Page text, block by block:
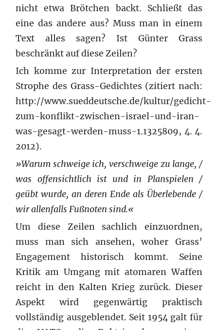
nicht etwa Brötchen backt. Schließt das
eine das andere aus? Muss man in einem
Text alles sagen? Ist Günter Grass
beschränkt auf diese Zeilen?
Ich komme zur Interpretation der ersten
Strophe des Grass-Gedichtes (zitiert nach:
http://www.sueddeutsche.de/kultur/gedicht-
zum-konflikt-zwischen-israel-und-iran-
was-gesagt-werden-muss-1.1325809, 4. 4.
2012).
»Warum schweige ich, verschweige zu lange, /
was offensichtlich ist und in Planspielen /
geübt wurde, an deren Ende als Überlebende /
wir allenfalls Fußnoten sind.«
Um diese Zeilen sachlich einzuordnen,
muss man sich ansehen, woher Grass’
Engagement historisch kommt. Seine
Kritik am Umgang mit atomaren Waffen
reicht in den Kalten Krieg zurück. Dieser
Aspekt wird gegenwärtig praktisch
vollständig ausgeblendet. Seit 1954 galt für